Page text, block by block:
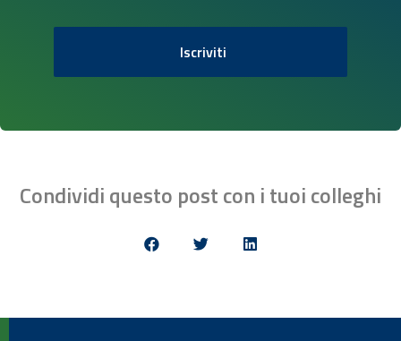
Iscriviti
Condividi questo post con i tuoi colleghi